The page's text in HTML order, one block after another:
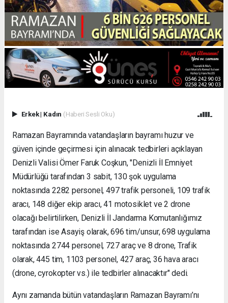
Erkek| Kadın (Haberi Sesli Oku)
Ramazan Bayramında vatandaşların bayramı huzur ve
güven içinde geçirmesi için alınacak tedbirleri açıklayan
Denizli Valisi Ömer Faruk Coşkun, "Denizli İl Emniyet
Müdürlüğü tarafından 3 sabit, 130 şok uygulama
noktasında 2282 personel, 497 trafik personeli, 109 trafik
aracı, 148 diğer ekip aracı, 41 motosiklet ve 2 drone
olacağı belirtilirken, Denizli İl Jandarma Komutanlığımız
tarafından ise Asayiş olarak, 696 tim/unsur, 698 uygulama
noktasında 2744 personel, 727 araç ve 8 drone, Trafik
olarak, 445 tim, 1103 personel, 427 araç, 36 hava aracı
(drone, cyrokopter vs.) ile tedbirler alınacaktır" dedi.
Aynı zamanda bütün vatandaşların Ramazan Bayramı’nı